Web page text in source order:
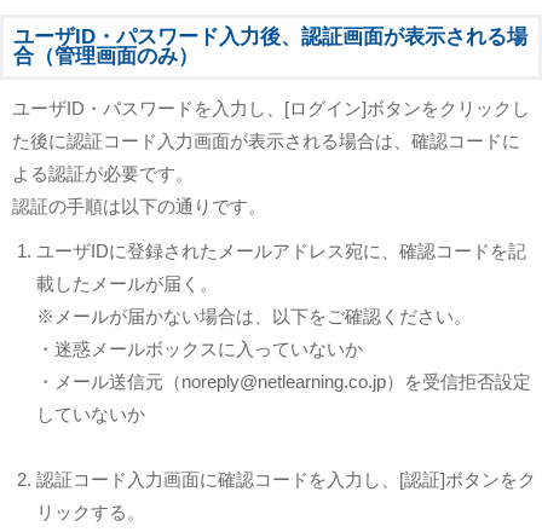
ユーザID・パスワード入力後、認証画面が表示される場
合（管理画面のみ）
ユーザID・パスワードを入力し、[ログイン]ボタンをクリックし
た後に認証コード入力画面が表示される場合は、確認コードに
よる認証が必要です。
認証の手順は以下の通りです。
ユーザIDに登録されたメールアドレス宛に、確認コードを記
載したメールが届く。
※メールが届かない場合は、以下をご確認ください。
・迷惑メールボックスに入っていないか
・メール送信元（noreply@netlearning.co.jp）を受信拒否設定
していないか
認証コード入力画面に確認コードを入力し、[認証]ボタンをク
リックする。